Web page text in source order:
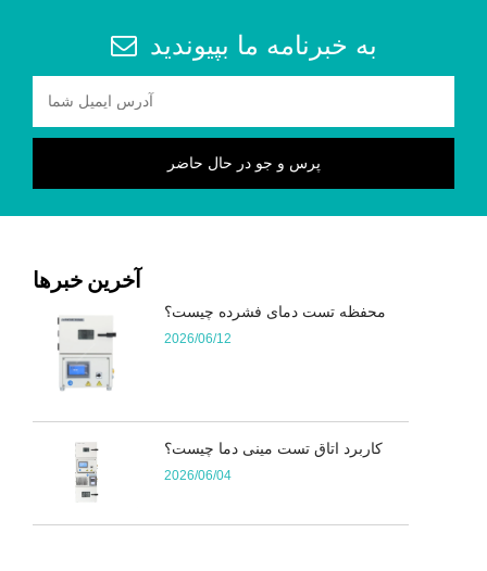
به خبرنامه ما بپیوندید
آخرین خبرها
محفظه تست دمای فشرده چیست؟
2026/06/12
کاربرد اتاق تست مینی دما چیست؟
2026/06/04